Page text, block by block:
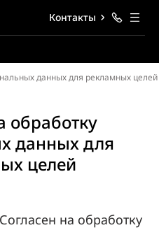
Контакты
данных для рекламных целей
обработку
данных для
целей
на обработку